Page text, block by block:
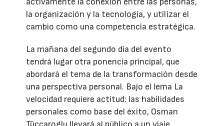
la organización y la tecnología, y utilizar el
cambio como una competencia estratégica.
La mañana del segundo día del evento
tendrá lugar otra ponencia principal, que
abordará el tema de la transformación desde
una perspectiva personal. Bajo el lema La
velocidad requiere actitud: las habilidades
personales como base del éxito, Osman